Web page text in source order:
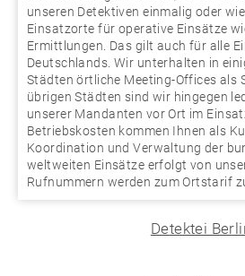
unseren Detektiven einmalig oder
Einsatzorte für operative Einsätze
Ermittlungen. Das gilt auch für alle
Deutschlands. Wir unterhalten in
Städten örtliche Meeting-Offices als
übrigen Städten sind wir hingegen
unserer Mandanten vor Ort im
Betriebskosten kommen Ihnen als
Koordination und Verwaltung der
weltweiten Einsätze erfolgt von
Rufnummern werden zum Ortstarif
Detektei